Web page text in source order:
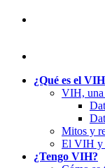
¿Qué es el
VIH, una
Mitos y
El VIH y
¿Tengo VIH?